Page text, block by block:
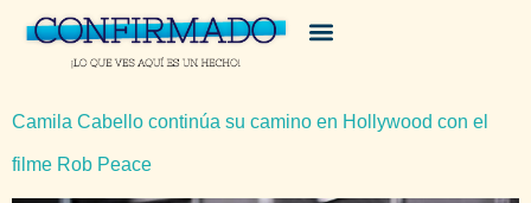
Camila Cabello continúa su camino en Hollywood con el
filme Rob Peace